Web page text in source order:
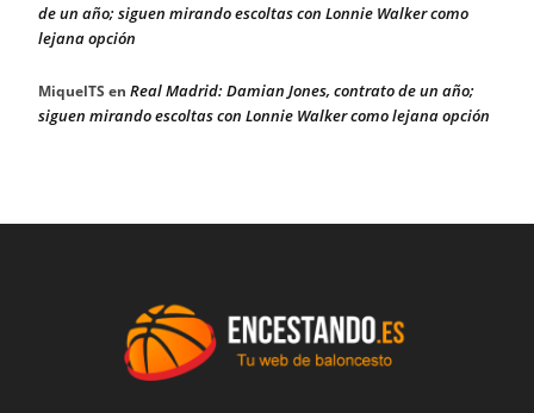
de un año; siguen mirando escoltas con Lonnie Walker como
lejana opción
MiquelTS en Real Madrid: Damian Jones, contrato de un año;
siguen mirando escoltas con Lonnie Walker como lejana opción